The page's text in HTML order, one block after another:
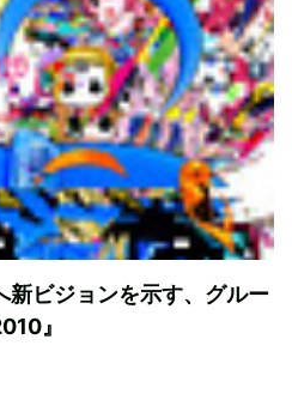
新ビジョンを示す、グルー
』